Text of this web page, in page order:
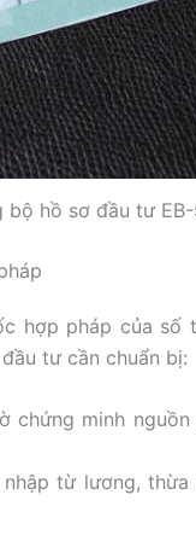
bộ hồ sơ đầu tư
hợp pháp của số
tư cần chuẩn bị:
chứng minh
từ lương,